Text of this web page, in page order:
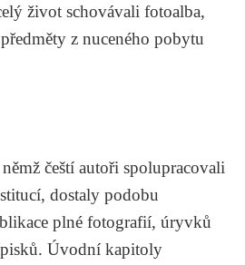
život schovávali fotoalba,
z nuceného pobytu
čeští autoři spolupracovali
dostaly podobu
plné fotografií, úryvků
Úvodní kapitoly